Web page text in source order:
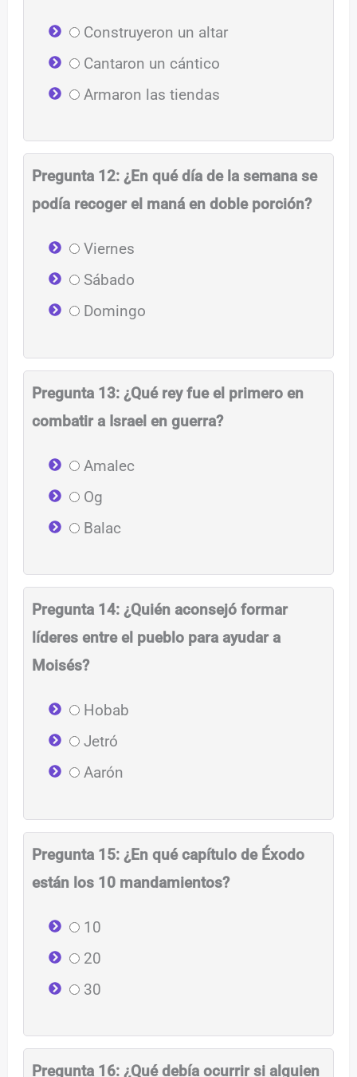
Construyeron un altar
Cantaron un cántico
Armaron las tiendas
Pregunta 12: ¿En qué día de la semana se
podía recoger el maná en doble porción?
Viernes
Sábado
Domingo
Pregunta 13: ¿Qué rey fue el primero en
combatir a Israel en guerra?
Amalec
Og
Balac
Pregunta 14: ¿Quién aconsejó formar
líderes entre el pueblo para ayudar a
Moisés?
Hobab
Jetró
Aarón
Pregunta 15: ¿En qué capítulo de Éxodo
están los 10 mandamientos?
10
20
30
Pregunta 16: ¿Qué debía ocurrir si alguien